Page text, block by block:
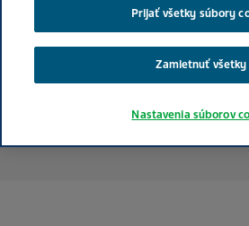
Prijať všetky súbory
Zamietnuť všetky
Nastavenia súborov